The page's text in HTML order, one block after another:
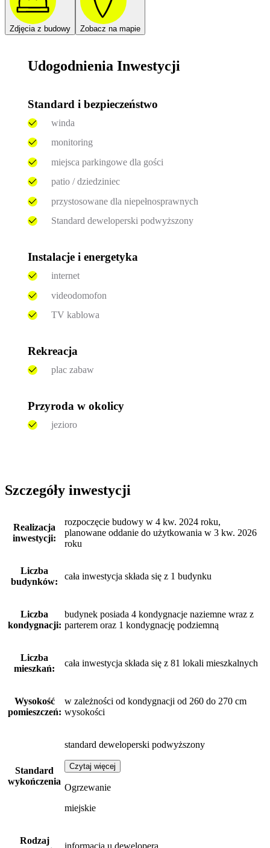
Zdjęcia z budowy Zobacz na mapie
Udogodnienia Inwestycji
Standard i bezpieczeństwo
winda
monitoring
miejsca parkingowe dla gości
patio / dziedziniec
przystosowane dla niepełnosprawnych
Standard deweloperski podwyższony
Instalacje i energetyka
internet
videodomofon
TV kablowa
Rekreacja
plac zabaw
Przyroda w okolicy
jezioro
Szczegóły inwestycji
Realizacja
inwestycji:
rozpoczęcie budowy w 4 kw. 2024 roku,
planowane oddanie do użytkowania w 3 kw. 2026
roku
Liczba
budynków:
cała inwestycja składa się z 1 budynku
Liczba
kondygnacji:
budynek posiada 4 kondygnacje naziemne wraz z
parterem oraz 1 kondygnację podziemną
Liczba
mieszkań:
cała inwestycja składa się z 81 lokali mieszkalnych
Wysokość
pomieszczeń:
w zależności od kondygnacji od 260 do 270 cm
wysokości
Standard
wykończenia
standard deweloperski podwyższony
Czytaj więcej
Ogrzewanie
miejskie
Rodzaj
informacja u dewelopera